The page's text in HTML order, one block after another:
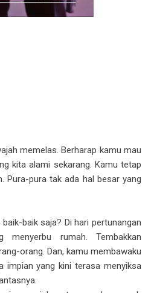
memelas. Berharap kamu mau
kita alami sekarang. Kamu tetap
Pura-pura tak ada hal besar yang
baik saja? Di hari pertunangan
menyerbu rumah. Tembakkan
orang. Dan, kamu membawaku
impian yang kini terasa menyiksa